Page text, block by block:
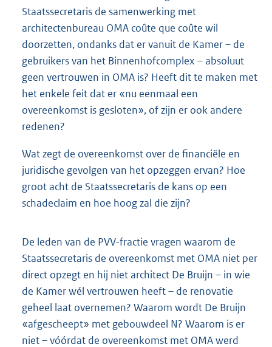
Staatssecretaris de samenwerking met
architectenbureau OMA coûte que coûte wil
doorzetten, ondanks dat er vanuit de Kamer – de
gebruikers van het Binnenhofcomplex – absoluut
geen vertrouwen in OMA is? Heeft dit te maken met
het enkele feit dat er «nu eenmaal een
overeenkomst is gesloten», of zijn er ook andere
redenen?
Wat zegt de overeenkomst over de financiële en
juridische gevolgen van het opzeggen ervan? Hoe
groot acht de Staatssecretaris de kans op een
schadeclaim en hoe hoog zal die zijn?
De leden van de PVV-fractie vragen waarom de
Staatssecretaris de overeenkomst met OMA niet per
direct opzegt en hij niet architect De Bruijn – in wie
de Kamer wél vertrouwen heeft – de renovatie
geheel laat overnemen? Waarom wordt De Bruijn
«afgescheept» met gebouwdeel N? Waarom is er
niet – vóórdat de overeenkomst met OMA werd